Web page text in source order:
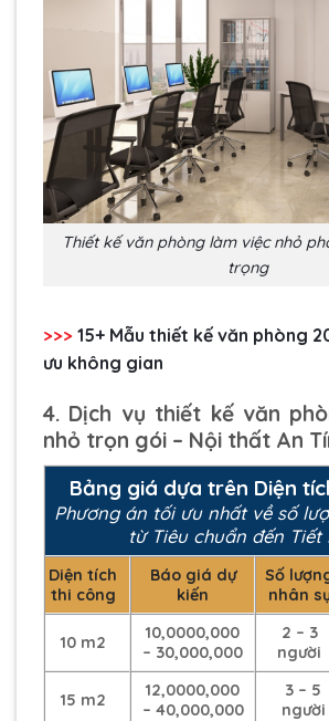
Thiết kế văn phòng làm việc nhỏ
trọng
>>> 15+ Mẫu thiết kế văn phòng
ưu không gian
4. Dịch vụ thiết kế văn
nhỏ trọn gói – Nội thất An
Bảng giá dựa trên Diện
Phương án tối ưu nhất về số
từ Tiêu chuẩn đến Tiết
Diện tích
thi công
Báo giá dự
kiến
Số
nhân
10 m2
10,0000,000
– 30,000,000
2 – 3
người
15 m2
12,0000,000
– 40,000,000
3 – 5
người